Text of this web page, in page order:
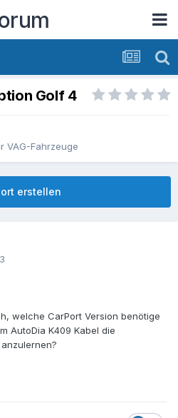
Golf 4
VAG-Fahrzeuge
erstellen
welche CarPort Version benötige
AutoDia K409 Kabel die